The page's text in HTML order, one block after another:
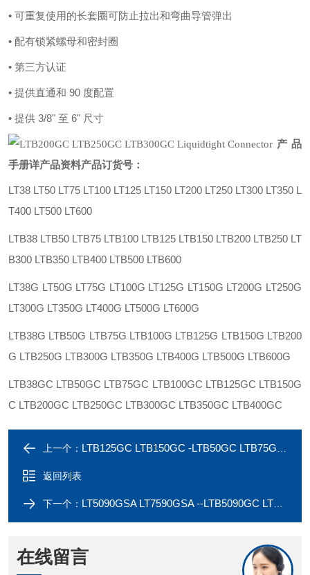
• 可重复使用的长套圈可防止拉出和弯曲导管弹出
• 配有锁紧螺母和密封圈
• 第三方认证
• 提供直通和 90 度配置
• 提供 3/8" 至 6" 尺寸
产品
手册详产品资料产品订货号：
LT38 LT50 LT75 LT100 LT125 LT150 LT200 LT250 LT300 LT350 L
T400 LT500 LT600
LTB38 LTB50 LTB75 LTB100 LTB125 LTB150 LTB200 LTB250 LT
B300 LTB350 LTB400 LTB500 LTB600
LT38G LT50G LT75G LT100G LT125G LT150G LT200G LT250G
LT300G LT350G LT400G LT500G LT600G
LTB38G LTB50G LTB75G LTB100G LTB125G LTB150G LTB200
G LTB250G LTB300G LTB350G LTB400G LTB500G LTB600G
LTB38GC LTB50GC LTB75GC LTB100GC LTB125GC LTB150G
C LTB200GC LTB250GC LTB300GC LTB350GC LTB400GC
上一个： LTB125GC LTB150GC -LTB50GC LTB75GC LTB100GC Liquidtight Connector
返回列表
下一个： LT5090GSA LT7590GSA --LTB5090GC LTB7590GC LTB10090GC Liquidtight Connect
在线留言